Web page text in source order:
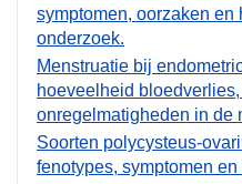
symptomen, oorzaken en
onderzoek.
Menstruatie bij
hoeveelheid
onregelmatigheden in de
Soorten polycysteus-
fenotypes, symptomen